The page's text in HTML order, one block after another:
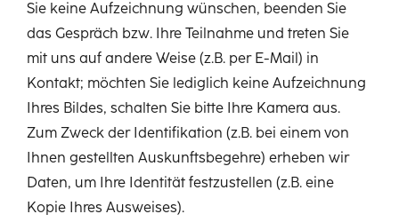
Sie keine Aufzeichnung wünschen, beenden Sie
das Gespräch bzw. Ihre Teilnahme und treten Sie
mit uns auf andere Weise (z.B. per E-Mail) in
Kontakt; möchten Sie lediglich keine Aufzeichnung
Ihres Bildes, schalten Sie bitte Ihre Kamera aus.
Zum Zweck der Identifikation (z.B. bei einem von
Ihnen gestellten Auskunftsbegehre) erheben wir
Daten, um Ihre Identität festzustellen (z.B. eine
Kopie Ihres Ausweises).